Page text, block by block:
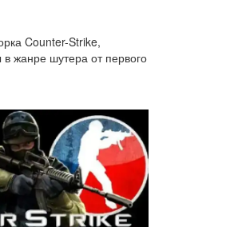
Counter-Strike,
жанре шутера от первого